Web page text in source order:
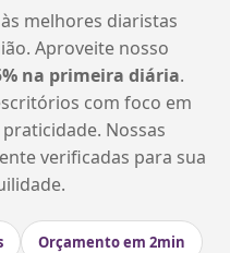
melhores diaristas
Aproveite nosso
na primeira diária.
com foco em
Nossas
verificadas para sua
Orçamento em 2min